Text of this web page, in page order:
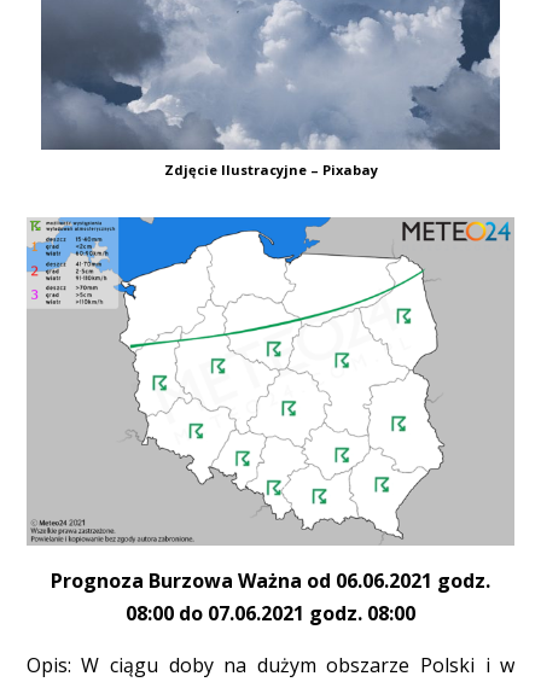
Zdjęcie Ilustracyjne – Pixabay
Prognoza Burzowa Ważna od 06.06.2021 godz.
08:00 do 07.06.2021 godz. 08:00
Opis: W ciągu doby na dużym obszarze Polski i w